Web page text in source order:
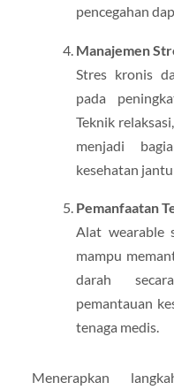
pencegahan
Manajemen
Stres kronis
pada
Teknik
menjadi
kesehatan
Pemanfaatan
Alat wearable
mampu
darah
pemantauan
tenaga medis.
Menerapkan